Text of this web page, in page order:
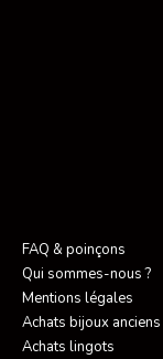
FAQ & poinçons
Qui sommes-nous ?
Mentions légales
Achats bijoux anciens
Achats lingots